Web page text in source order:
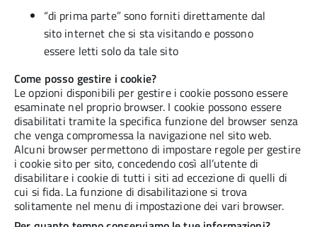
“di prima parte” sono forniti direttamente dal
sito internet che si sta visitando e possono
essere letti solo da tale sito
Come posso gestire i cookie?
Le opzioni disponibili per gestire i cookie possono essere
esaminate nel proprio browser. I cookie possono essere
disabilitati tramite la specifica funzione del browser senza
che venga compromessa la navigazione nel sito web.
Alcuni browser permettono di impostare regole per gestire
i cookie sito per sito, concedendo così all’utente di
disabilitare i cookie di tutti i siti ad eccezione di quelli di
cui si fida. La funzione di disabilitazione si trova
solitamente nel menu di impostazione dei vari browser.